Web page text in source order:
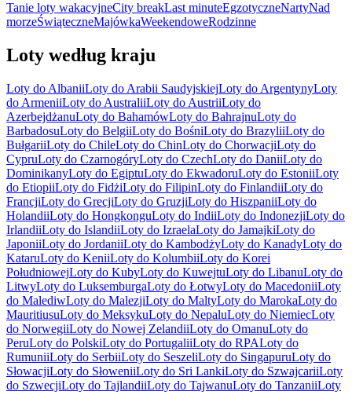
Tanie loty wakacyjneCity breakLast minuteEgzotyczneNartyNad
morzeŚwiąteczneMajówkaWeekendoweRodzinne
Loty według kraju
Loty do AlbaniiLoty do Arabii SaudyjskiejLoty do ArgentynyLoty
do ArmeniiLoty do AustraliiLoty do AustriiLoty do
AzerbejdżanuLoty do BahamówLoty do BahrajnuLoty do
BarbadosuLoty do BelgiiLoty do BośniLoty do BrazyliiLoty do
BułgariiLoty do ChileLoty do ChinLoty do ChorwacjiLoty do
CypruLoty do CzarnogóryLoty do CzechLoty do DaniiLoty do
DominikanyLoty do EgiptuLoty do EkwadoruLoty do EstoniiLoty
do EtiopiiLoty do FidżiLoty do FilipinLoty do FinlandiiLoty do
FrancjiLoty do GrecjiLoty do GruzjiLoty do HiszpaniiLoty do
HolandiiLoty do HongkonguLoty do IndiiLoty do IndonezjiLoty do
IrlandiiLoty do IslandiiLoty do IzraelaLoty do JamajkiLoty do
JaponiiLoty do JordaniiLoty do KambodżyLoty do KanadyLoty do
KataruLoty do KeniiLoty do KolumbiiLoty do Korei
PołudniowejLoty do KubyLoty do KuwejtuLoty do LibanuLoty do
LitwyLoty do LuksemburgaLoty do ŁotwyLoty do MacedoniiLoty
do MalediwLoty do MalezjiLoty do MaltyLoty do MarokaLoty do
MauritiusuLoty do MeksykuLoty do NepaluLoty do NiemiecLoty
do NorwegiiLoty do Nowej ZelandiiLoty do OmanuLoty do
PeruLoty do PolskiLoty do PortugaliiLoty do RPALoty do
RumuniiLoty do SerbiiLoty do SeszeliLoty do SingapuruLoty do
SłowacjiLoty do SłoweniiLoty do Sri LankiLoty do SzwajcariiLoty
do SzwecjiLoty do TajlandiiLoty do TajwanuLoty do TanzaniiLoty